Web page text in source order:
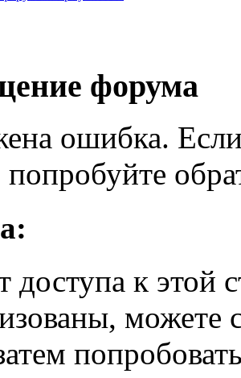
форума
ошибка.
доступа к
можете